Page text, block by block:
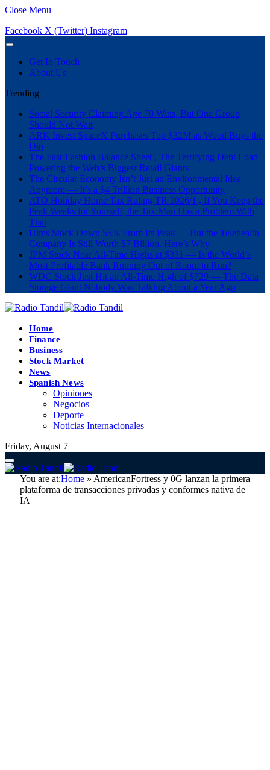
Close Menu
Facebook X (Twitter) Instagram
Get In Touch
About Us
Trending
Social Security Claiming Age 70 Wins, But One Group
Should Not Wait
ARK Invest SpaceX Purchases Top $32M as Wood Buys the
Dip
The Fast-Fashion Balance Sheet , The Terrifying Debt Load
Powering the Web’s Biggest Retail Giants
The Circular Economy Isn’t Just an Environmental Idea
Anymore — It’s a $4 Trillion Business Opportunity
ATO Holiday Home Tax Ruling TR 2026/1 , If You Keep the
Peak Weeks for Yourself, the Tax Man Has a Problem With
That
Hims Stock Down 55% From Its Peak — But the Telehealth
Company Is Still Worth $7 Billion. Here’s Why
JPM Stock Near All-Time Highs at $331 — Is the World’s
Most Profitable Bank Running Out of Room to Run?
WDC Stock Just Hit an All-Time High of $729 — The Data
Storage Giant Nobody Was Talking About a Year Ago
Home
Finance
Business
Stock Market
News
Spanish News
Opiniones
Negocios
Deporte
Noticias Internacionales
Friday, August 7
You are at:Home » AmericanFortress y 0G lanzan la primera
plataforma de transacciones privadas y conformes nativa de
IA